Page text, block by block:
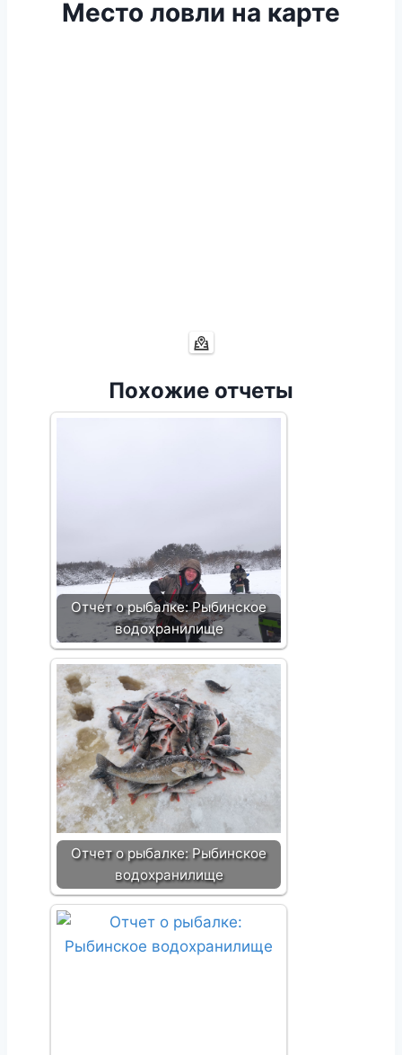
Место ловли на карте
Похожие отчеты
Отчет о рыбалке: Рыбинское
водохранилище
Отчет о рыбалке: Рыбинское
водохранилище